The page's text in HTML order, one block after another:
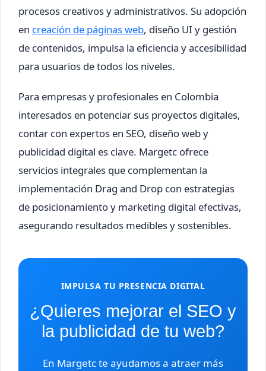
procesos creativos y administrativos. Su adopción
en creación de páginas web, diseño UI y gestión
de contenidos, impulsa la eficiencia y accesibilidad
para usuarios de todos los niveles.
Para empresas y profesionales en Colombia
interesados en potenciar sus proyectos digitales,
contar con expertos en SEO, diseño web y
publicidad digital es clave. Margetc ofrece
servicios integrales que complementan la
implementación Drag and Drop con estrategias
de posicionamiento y marketing digital efectivas,
asegurando resultados medibles y sostenibles.
IMPULSA TU PRESENCIA DIGITAL
¿Quieres mejorar el SEO y
la publicidad de tu web?
En Margetc te ayudamos a atraer más